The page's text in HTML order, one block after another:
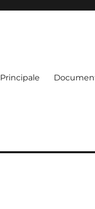
Principale